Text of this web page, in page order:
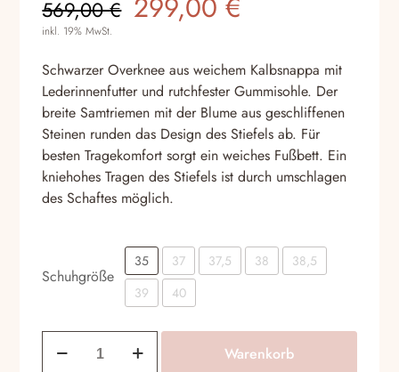
569,00€ Preis
569,00 €
299,00€
299,00 €.
inkl. 19% MwSt.
Schwarzer Overknee aus weichem Kalbsnappa mit
Lederinnenfutter und rutchfester Gummisohle. Der
breite Samtriemen mit der Blume aus geschliffenen
Steinen runden das Design des Stiefels ab. Für
besten Tragekomfort sorgt ein weiches Fußbett. Ein
kniehohes Tragen des Stiefels ist durch umschlagen
des Schaftes möglich.
Schuhgröße
35 37 37,5 38
38,5
39
40
Warenkorb